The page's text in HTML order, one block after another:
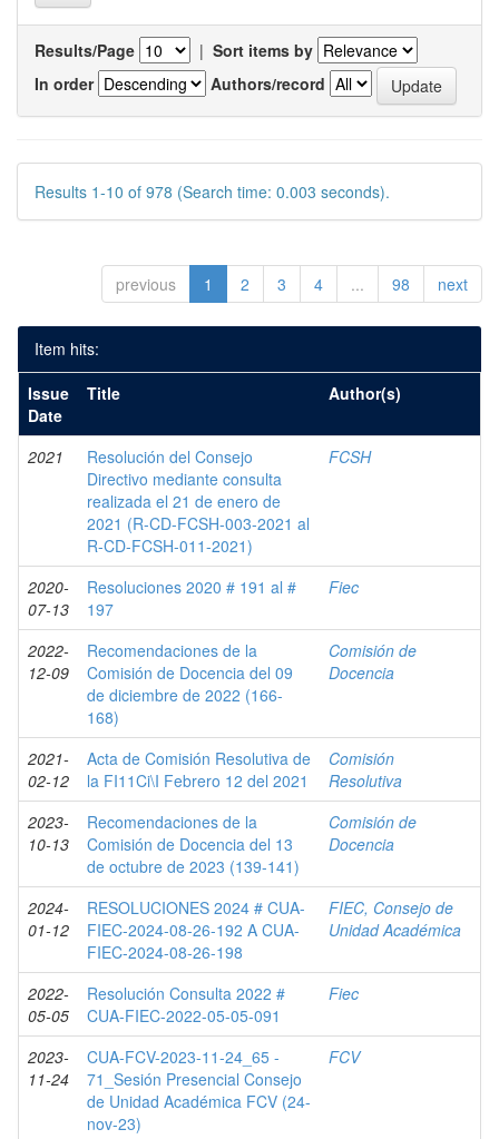
Results/Page | Sort items by
In order
Authors/record
Results 1-10 of 978 (Search time: 0.003 seconds).
previous 1 2 3 4 ... 98 next
Item hits:
Issue
Date
Title Author(s)
2021
Resolución del Consejo
Directivo mediante consulta
realizada el 21 de enero de
2021 (R-CD-FCSH-003-2021 al
R-CD-FCSH-011-2021)
FCSH
2020-
07-13
Resoluciones 2020 # 191 al #
197
Fiec
2022-
12-09
Recomendaciones de la
Comisión de Docencia del 09
de diciembre de 2022 (166-
168)
Comisión de
Docencia
2021-
02-12
Acta de Comisión Resolutiva de
la FI11Ci\I Febrero 12 del 2021
Comisión
Resolutiva
2023-
10-13
Recomendaciones de la
Comisión de Docencia del 13
de octubre de 2023 (139-141)
Comisión de
Docencia
2024-
01-12
RESOLUCIONES 2024 # CUA-
FIEC-2024-08-26-192 A CUA-
FIEC-2024-08-26-198
FIEC, Consejo de
Unidad Académica
2022-
05-05
Resolución Consulta 2022 #
CUA-FIEC-2022-05-05-091
Fiec
2023-
11-24
CUA-FCV-2023-11-24_65 -
71_Sesión Presencial Consejo
de Unidad Académica FCV (24-
nov-23)
FCV